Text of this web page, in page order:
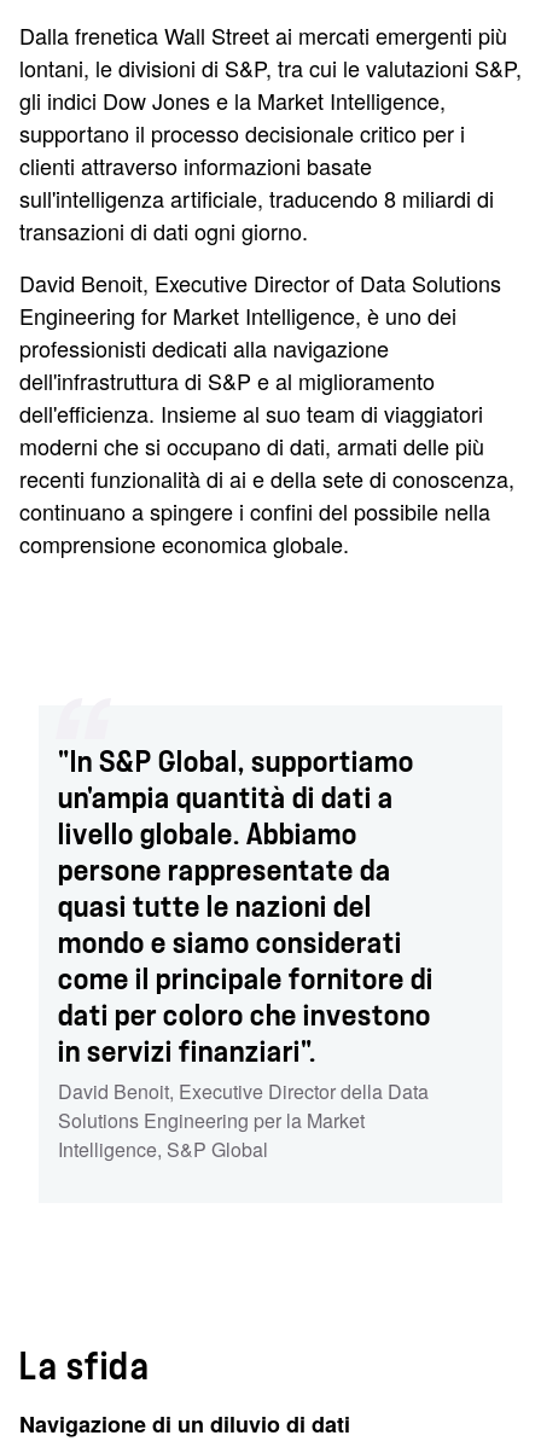
Dalla frenetica Wall Street ai mercati emergenti più
lontani, le divisioni di S&P, tra cui le valutazioni S&P,
gli indici Dow Jones e la Market Intelligence,
supportano il processo decisionale critico per i
clienti attraverso informazioni basate
sull'intelligenza artificiale, traducendo 8 miliardi di
transazioni di dati ogni giorno.
David Benoit, Executive Director of Data Solutions
Engineering for Market Intelligence, è uno dei
professionisti dedicati alla navigazione
dell'infrastruttura di S&P e al miglioramento
dell'efficienza. Insieme al suo team di viaggiatori
moderni che si occupano di dati, armati delle più
recenti funzionalità di ai e della sete di conoscenza,
continuano a spingere i confini del possibile nella
comprensione economica globale.
"In S&P Global, supportiamo
un'ampia quantità di dati a
livello globale. Abbiamo
persone rappresentate da
quasi tutte le nazioni del
mondo e siamo considerati
come il principale fornitore di
dati per coloro che investono
in servizi finanziari".
David Benoit, Executive Director della Data
Solutions Engineering per la Market
Intelligence, S&P Global
La sfida
Navigazione di un diluvio di dati